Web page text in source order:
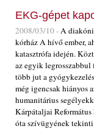
EKG-gépet
2008/03/10 -A
kórház A hívő ember,
katasztrófa idején.
az egyik legrosszabbul
több jut a
még igencsak hiányos
humanitárius
Kárpátaljai
óta szívügyének